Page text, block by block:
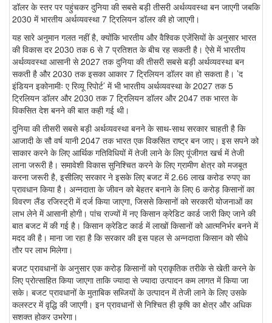
डॉलर के स्तर पर पहुंचकर दुनिया की सबसे बड़ी तीसरी अर्थव्यवस्था बन जाएगी जबकि
2030 में भारतीय अर्थव्यवस्था 7 ट्रिलियन डॉलर की हो जाएगी।
यह सारे अनुमान गलत नहीं है, क्योंकि भारतीय और वैश्विक एजेंसियों के अनुसार भारत
की विकास दर 2030 तक 6 से 7 प्रतिशत के बीच रह सकती है। ऐसे में भारतीय
अर्थव्यवस्था आसानी से 2027 तक दुनिया की तीसरी सबसे बड़ी अर्थव्यवस्था बन
सकती है और 2030 तक इसका आकार 7 ट्रिलियन डॉलर का हो सकता है। ’द
इंडियन इकोनामीः ए रिव्यू रिपोर्ट’ में भी भारतीय अर्थव्यवस्था के 2027 तक 5
ट्रिलियन डॉलर और 2030 तक 7 ट्रिलियन डॉलर और 2047 तक भारत के
विकसित देश बनने की बात कही गई थी।
दुनिया की तीसरी सबसे बड़ी अर्थव्यवस्था बनने के साथ-साथ सरकार चाहती है कि
आजादी के सौ वर्ष यानी 2047 तक भारत एक विकसित राष्ट्र बन जाए। इस सपने को
साकार करने के लिए आर्थिक गतिविधियों में तेजी लाने के लिए पूंजीगत खर्च में तेजी
लाना जरूरी है। समावेशी विकास सुनिश्चित करने के लिए ग्रामीण क्षेत्र को मजबूत
करना जरूरी है, इसीलिए सरकार ने इसके लिए बजट में 2.66 लाख करोड रुपए का
प्रावधान किया है। अन्नदाता के जीवन को बेहतर बनाने के लिए 6 करोड़ किसानों का
विवरण लैंड रजिस्ट्री में दर्ज किया जाएगा, जिससे किसानों को सरकारी योजनाओं का
लाभ लेने में आसानी होगी। पांच राज्यों में नए किसान क्रेडिट कार्ड जारी किए जाने की
बात बजट में की गई है। किसान क्रेडिट कार्ड में लाखों किसानों को आत्मनिर्भर बनने में
मदद की है। माना जा रहा है कि सरकार की इस पहल से अन्नदाता किसान को सीधे
तौर पर लाभ मिलेगा।
बजट प्रावधानों के अनुसार एक करोड़ किसानों को प्राकृतिक तरीके से खेती करने के
लिए प्रोत्साहित किया जाएगा ताकि ज्यादा से ज्यादा उत्पादन कम लागत में किया जा
सके। बजट प्रावधानों के मुताबिक सब्जियों के उत्पादन में तेजी लाने के लिए उसके
कलस्टर में वृद्धि की जाएगी। इन प्रावधानों से निश्चित ही कृषि का क्षेत्र और अधिक
सशक्त होकर उभरेगा।